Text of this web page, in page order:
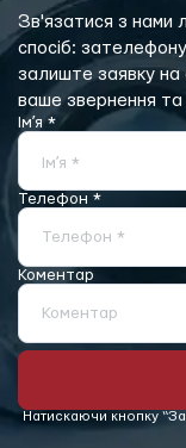
Зв'язатися з нами
спосіб:
залиште заявку
ваше звернення
Імʼя *
Імʼя *
Телефон *
Телефон *
Коментар
Коментар
Натискаючи кнопку